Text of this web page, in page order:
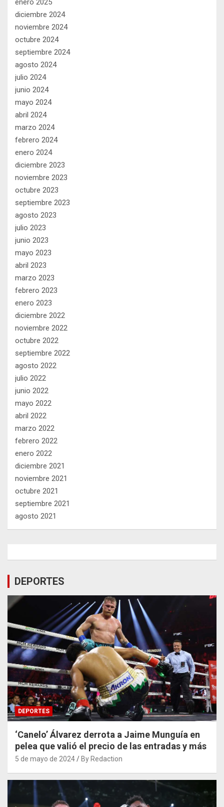
enero 2025
diciembre 2024
noviembre 2024
octubre 2024
septiembre 2024
agosto 2024
julio 2024
junio 2024
mayo 2024
abril 2024
marzo 2024
febrero 2024
enero 2024
diciembre 2023
noviembre 2023
octubre 2023
septiembre 2023
agosto 2023
julio 2023
junio 2023
mayo 2023
abril 2023
marzo 2023
febrero 2023
enero 2023
diciembre 2022
noviembre 2022
octubre 2022
septiembre 2022
agosto 2022
julio 2022
junio 2022
mayo 2022
abril 2022
marzo 2022
febrero 2022
enero 2022
diciembre 2021
noviembre 2021
octubre 2021
septiembre 2021
agosto 2021
DEPORTES
DEPORTES
‘Canelo’ Álvarez derrota a Jaime Munguía en
pelea que valió el precio de las entradas y más
5 de mayo de 2024 By Redaction